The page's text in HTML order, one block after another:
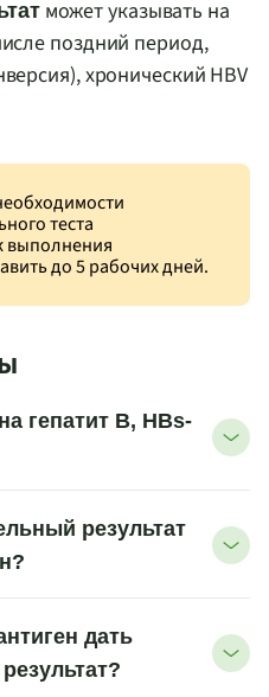
может указывать на
поздний период,
хронический HBV
теста
выполнения
до 5 рабочих дней.
гепатит B, HBs-
результат
дать